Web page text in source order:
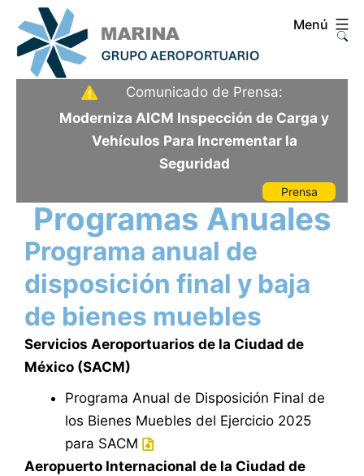
Saltar
al
contenido
Aeropuerto
Internacional
de
México
Menú
Comunicado de Prensa:
Moderniza AICM Inspección de Carga y
Vehículos Para Incrementar la
Seguridad
Prensa
Programas Anuales
Programa anual de
disposición final y baja
de bienes muebles
Servicios Aeroportuarios de la Ciudad de
México (SACM)
Programa Anual de Disposición Final de
los Bienes Muebles del Ejercicio 2025
para SACM
Aeropuerto Internacional de la Ciudad de